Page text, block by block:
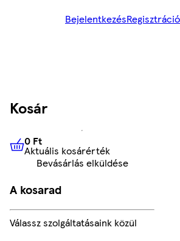
BejelentkezésRegisztráció
Kosár
0 FtAktuális kosárérték
0 Ft
Aktuális kosárérték
Bevásárlás elküldése
A kosarad
Válassz szolgáltatásaink közül